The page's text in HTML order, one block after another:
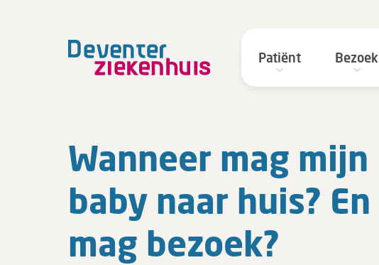
Patiënt Bezoek
Wanneer mag mijn
baby naar huis? En
mag bezoek?